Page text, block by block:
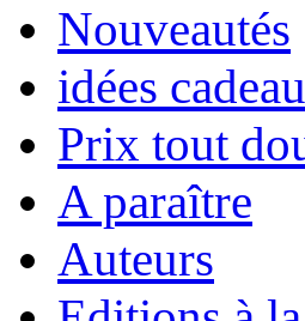
Nouveautés
idées
Prix tout
A paraître
Auteurs